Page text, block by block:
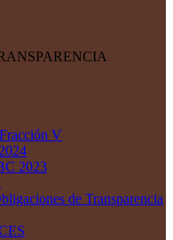
V
2023
de Transparencia